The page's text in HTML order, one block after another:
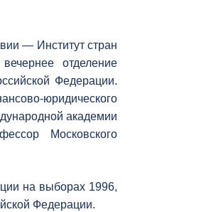
— Институт стран
отделение
Федерации.
юридического
академии
Московского
на выборах 1996,
Федерации.